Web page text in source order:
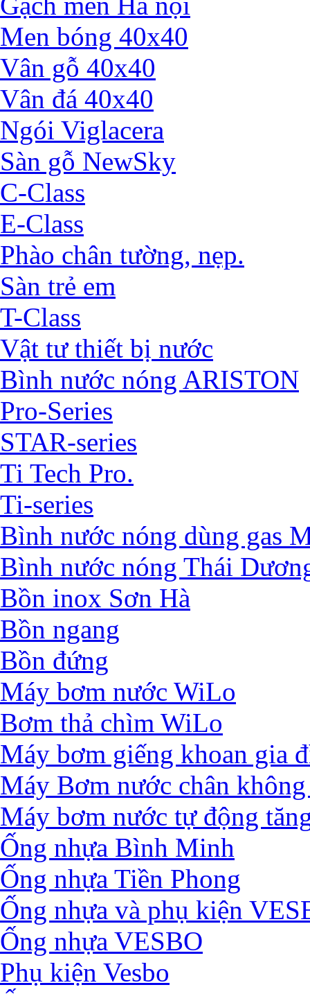
Men bóng 40x40
Vân gỗ 40x40
Vân đá 40x40
Ngói Viglacera
Sàn gỗ NewSky
C-Class
E-Class
Phào chân tường, nẹp.
Sàn trẻ em
T-Class
Vật tư thiết bị nước
Bình nước nóng ARISTON
Pro-Series
STAR-series
Ti Tech Pro.
Ti-series
Bình nước nóng dùng gas
Bình nước nóng Thái
Bồn inox Sơn Hà
Bồn ngang
Bồn đứng
Máy bơm nước WiLo
Bơm thả chìm WiLo
Máy bơm giếng khoan gia
Máy Bơm nước chân
Máy bơm nước tự động
Ống nhựa Bình Minh
Ống nhựa Tiền Phong
Ống nhựa và phụ kiện
Ống nhựa VESBO
Phụ kiện Vesbo